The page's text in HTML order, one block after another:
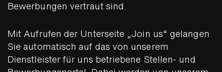
Bewerbungen vertraut sind.
Mit Aufrufen der Unterseite „Join us“ gelangen
Sie automatisch auf das von unserem
Dienstleister für uns betriebene Stellen- und